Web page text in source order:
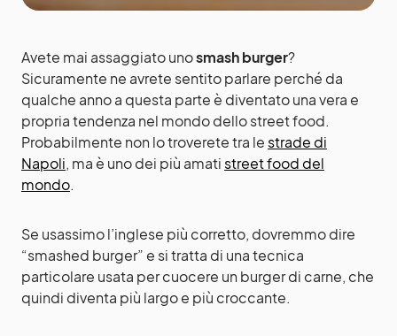
Avete mai assaggiato unosmash burger?
Sicuramente ne avrete sentito parlare perché da
qualche anno a questa parte è diventato una vera e
propria tendenza nel mondo dello street food.
Probabilmente non lo troverete tra lestrade di
Napoli, ma è uno dei più amatistreet food del
mondo.
Se usassimo l’inglese più corretto, dovremmo dire
“smashed burger” e si tratta di una tecnica
particolare usata per cuocere un burger di carne, che
quindi diventa più largo e più croccante.